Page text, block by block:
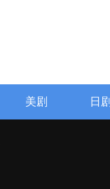
美剧 日剧